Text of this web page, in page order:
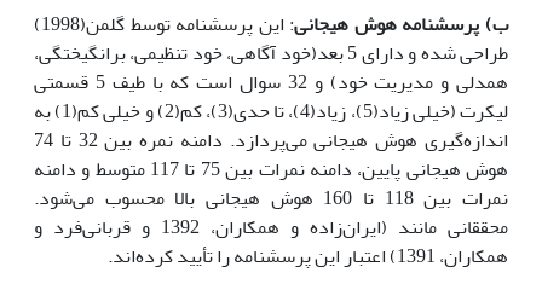
ب) پرسشنامه هوش هیجانی
: این پرسشنامه توسط گلمن(1998)
طراحی شده و دارای 5 بعد(خود آگاهی، خود تنظیمی، برانگیختگی،
همدلی و مدیریت خود) و 32 سوال است که با طیف 5 قسمتی
لیکرت (خیلی زیاد(5)، زیاد(4)، تا حدی(3)، کم(2) و خیلی کم(1) به
اندازه‌گیری هوش هیجانی می‌پردازد. دامنه نمره بین 32 تا 74
هوش هیجانی پایین، دامنه نمرات بین 75 تا 117 متوسط و دامنه
نمرات بین 118 تا 160 هوش هیجانی بالا محسوب می‌شود.
محققانی مانند (ایران‌زاده و همکاران، 1392 و قربانی‌فرد و
همکاران، 1391) اعتبار این پرسشنامه را تأیید کرده‌اند.